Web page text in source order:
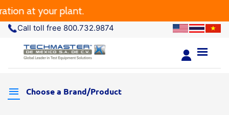
at your plant.
Call toll free 800.732.9874
Choose a Brand/Product